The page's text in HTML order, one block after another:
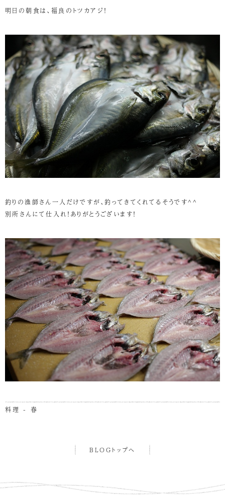
明日の朝食は、福良のトツカアジ！
釣りの漁師さん一人だけですが、釣ってきてくれてるそうです^^
別所さんにて仕入れ！ありがとうございます！
料理 - 春
BLOGトップへ